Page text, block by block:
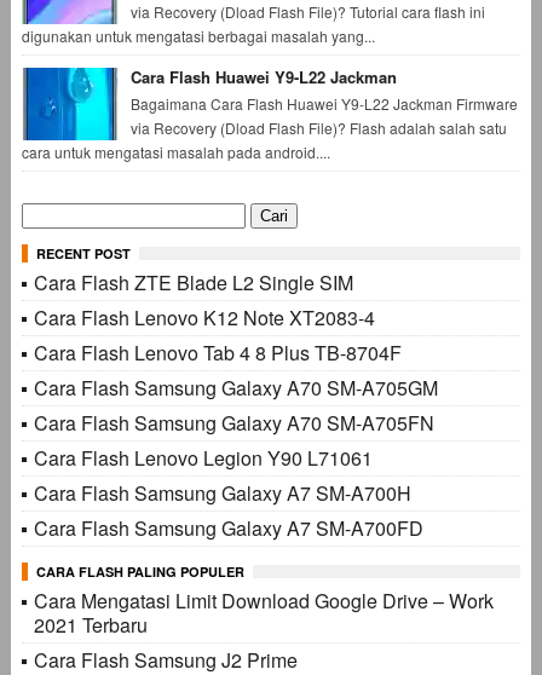
via Recovery (Dload Flash File)? Tutorial cara flash ini
digunakan untuk mengatasi berbagai masalah yang...
Cara Flash Huawei Y9-L22 Jackman
Bagaimana Cara Flash Huawei Y9-L22 Jackman Firmware
via Recovery (Dload Flash File)? Flash adalah salah satu
cara untuk mengatasi masalah pada android....
Cari
untuk:
RECENT POST
Cara Flash ZTE Blade L2 Single SIM
Cara Flash Lenovo K12 Note XT2083-4
Cara Flash Lenovo Tab 4 8 Plus TB-8704F
Cara Flash Samsung Galaxy A70 SM-A705GM
Cara Flash Samsung Galaxy A70 SM-A705FN
Cara Flash Lenovo Legion Y90 L71061
Cara Flash Samsung Galaxy A7 SM-A700H
Cara Flash Samsung Galaxy A7 SM-A700FD
CARA FLASH PALING POPULER
Cara Mengatasi Limit Download Google Drive – Work
2021 Terbaru
Cara Flash Samsung J2 Prime